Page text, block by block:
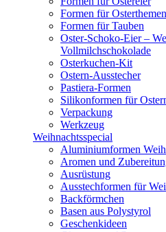
Formen für Osterthemen
Formen für Tauben
Oster-Schoko-Eier –
Vollmilchschokolade
Osterkuchen-Kit
Ostern-Ausstecher
Pastiera-Formen
Silikonformen für
Verpackung
Werkzeug
Weihnachtsspecial
Aluminiumformen
Aromen und
Ausrüstung
Ausstechformen für
Backförmchen
Basen aus Polystyrol
Geschenkideen